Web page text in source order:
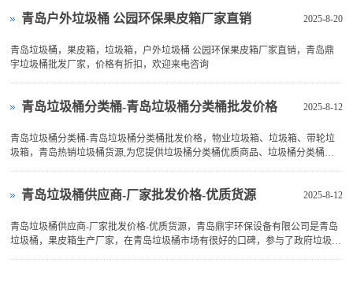
2025-8-20
青岛户外垃圾桶 公园环保果皮箱厂家直销
青岛垃圾桶，果皮箱，垃圾箱，户外垃圾桶 公园环保果皮箱厂家直销，青岛鼎
宇垃圾桶批发厂家，价格有折扣，欢迎来电咨询
2025-8-12
青岛垃圾桶分类桶-青岛垃圾桶分类桶批发价格
青岛垃圾桶分类桶-青岛垃圾桶分类桶批发价格，物业垃圾箱、垃圾箱、带轮垃
圾箱，青岛热销垃圾桶货源,为您提供垃圾桶分类桶优质商品、垃圾桶分类桶。
2025-8-12
青岛垃圾桶供应商-厂家批发价格-优质货源
青岛垃圾桶供应商-厂家批发价格-优质货源，青岛鼎宇环保设备有限公司是青岛
垃圾桶，果皮箱生产厂家，在青岛垃圾桶市场有很好的口碑，参与了政府垃圾桶